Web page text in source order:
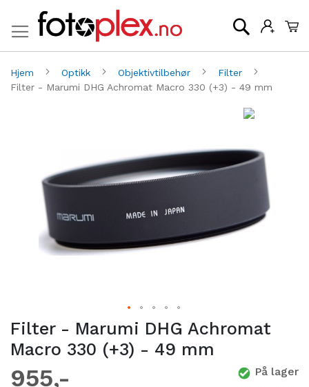
Søk
Hjem Optikk Objektivtilbehør
Filter
Filter - Marumi DHG Achromat Macro 330 (+3) - 49 mm
Filter - Marumi DHG Achromat
Macro 330 (+3) - 49 mm
955 På lager
bildegalleri